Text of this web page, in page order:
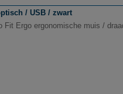
/ USB / zwart
Fit Ergo ergonomische muis /